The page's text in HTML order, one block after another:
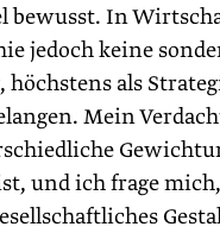
bewusst. In
jedoch keine
höchstens als
Mein
und ich frage